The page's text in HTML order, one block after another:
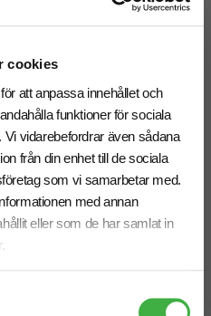
cookies
att anpassa innehållet och
funktioner för sociala
vidarebefordrar även sådana
från din enhet till de sociala
som vi samarbetar med.
med annan
eller som de har samlat in
datum? Hör av dig
profilering
bomull,
Se fler